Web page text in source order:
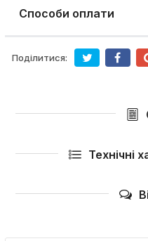
Способи оплати
Поділитися:
Технічні